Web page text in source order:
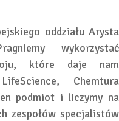
oddziału Arysta
wykorzystać
które daje nam
Chemtura
podmiot i liczymy na
zespołów specjalistów